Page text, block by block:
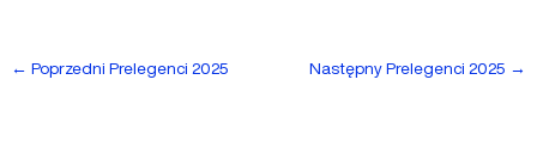
← Poprzedni Prelegenci 2025 Następny Prelegenci 2025 →